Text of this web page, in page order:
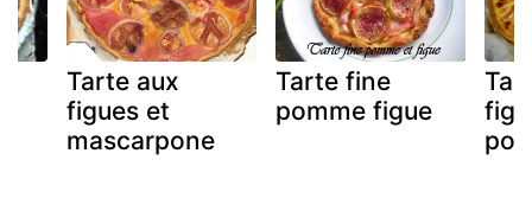
Tarte aux
figues et
mascarpone
Tarte fine
pomme figue